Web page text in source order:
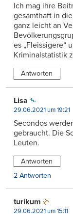
Ich mag ihre
gesamthaft in
ganz leicht an
es „Fleissigere“
Kriminalstatistik
Antworten
Lisa
29.06.2021 um 19:21
Secondos
gebraucht. Die
Leuten.
Antworten
2 Antworten
turikum
29.06.2021 um 15:11